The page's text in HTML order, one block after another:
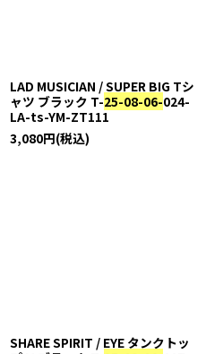
LAD MUSICIAN / SUPER BIG Tシ
ャツ ブラック T-25-08-06-024-
LA-ts-YM-ZT111
3,080円(税込)
SHARE SPIRIT / EYE タンクトッ